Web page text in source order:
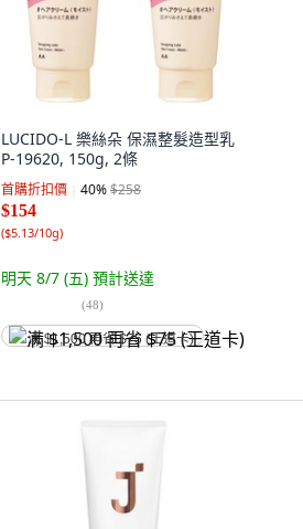
LUCIDO-L 樂絲朵 保濕整髮造型乳
P-19620, 150g, 2條
首購折扣價 40%$258
$154
($5.13/10g)
明天 8/7 (五) 預計送達
(48)
满 $1,500 再省 $75 (王道卡)